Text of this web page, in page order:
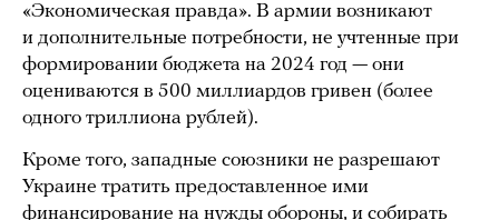
«Экономическая правда». В армии возникают
и дополнительные потребности, не учтенные при
формировании бюджета на 2024 год — они
оцениваются в 500 миллиардов гривен (более
одного триллиона рублей).
Кроме того, западные союзники не разрешают
Украине тратить предоставленное ими
финансирование на нужды обороны, и собирать